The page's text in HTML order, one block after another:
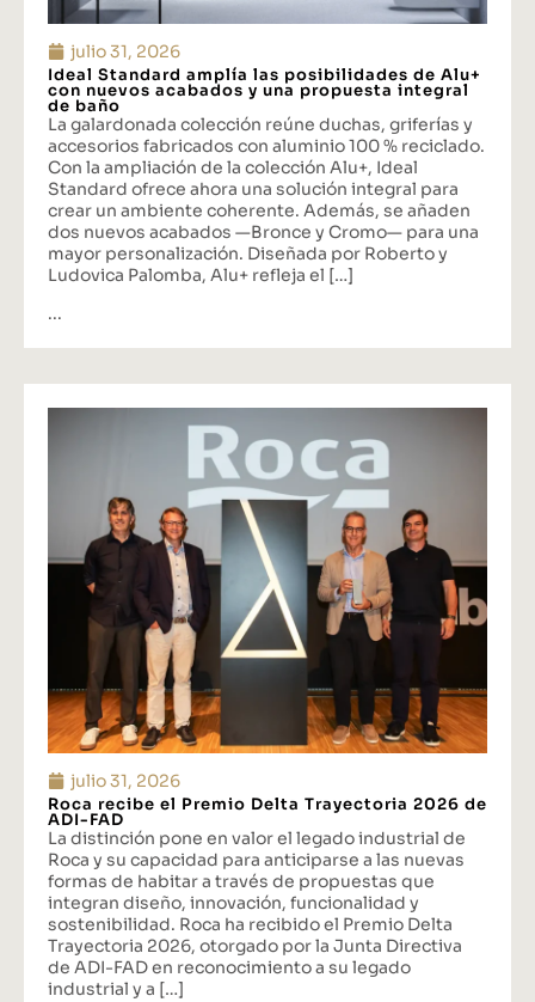
julio 31, 2026
Ideal Standard amplía las posibilidades de Alu+
con nuevos acabados y una propuesta integral
de baño
La galardonada colección reúne duchas, griferías y
accesorios fabricados con aluminio 100 % reciclado.
Con la ampliación de la colección Alu+, Ideal
Standard ofrece ahora una solución integral para
crear un ambiente coherente. Además, se añaden
dos nuevos acabados —Bronce y Cromo— para una
mayor personalización. Diseñada por Roberto y
Ludovica Palomba, Alu+ refleja el […]
...
julio 31, 2026
Roca recibe el Premio Delta Trayectoria 2026 de
ADI-FAD
La distinción pone en valor el legado industrial de
Roca y su capacidad para anticiparse a las nuevas
formas de habitar a través de propuestas que
integran diseño, innovación, funcionalidad y
sostenibilidad. Roca ha recibido el Premio Delta
Trayectoria 2026, otorgado por la Junta Directiva
de ADI-FAD en reconocimiento a su legado
industrial y a […]